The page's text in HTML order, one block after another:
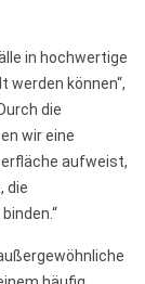
in hochwertige
können“,
die
wir eine
aufweist,
die